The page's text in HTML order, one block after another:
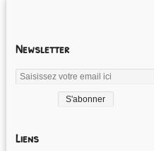
Newsletter
Liens